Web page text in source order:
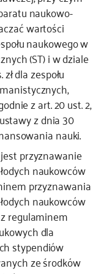
naukowo-
wartości
naukowego w
(ST) i w dziale
dla zespołu
z art. 20 ust. 2,
z dnia 30
nauki.
przyznawanie
naukowców
przyznawania
naukowców
regulaminem
dla
stypendiów
ze środków